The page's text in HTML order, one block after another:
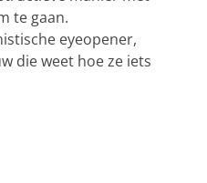
te gaan.
eyeopener,
die weet hoe ze iets